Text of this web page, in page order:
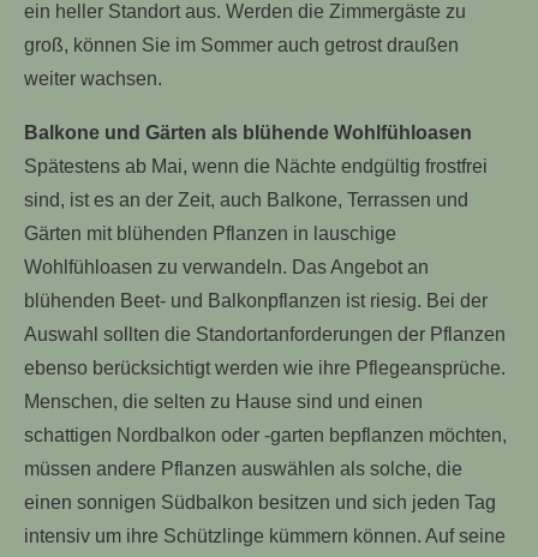
ein heller Standort aus. Werden die Zimmergäste zu
groß, können Sie im Sommer auch getrost draußen
weiter wachsen.
Balkone und Gärten als blühende Wohlfühloasen
Spätestens ab Mai, wenn die Nächte endgültig frostfrei
sind, ist es an der Zeit, auch Balkone, Terrassen und
Gärten mit blühenden Pflanzen in lauschige
Wohlfühloasen zu verwandeln. Das Angebot an
blühenden Beet- und Balkonpflanzen ist riesig. Bei der
Auswahl sollten die Standortanforderungen der Pflanzen
ebenso berücksichtigt werden wie ihre Pflegeansprüche.
Menschen, die selten zu Hause sind und einen
schattigen Nordbalkon oder -garten bepflanzen möchten,
müssen andere Pflanzen auswählen als solche, die
einen sonnigen Südbalkon besitzen und sich jeden Tag
intensiv um ihre Schützlinge kümmern können. Auf seine